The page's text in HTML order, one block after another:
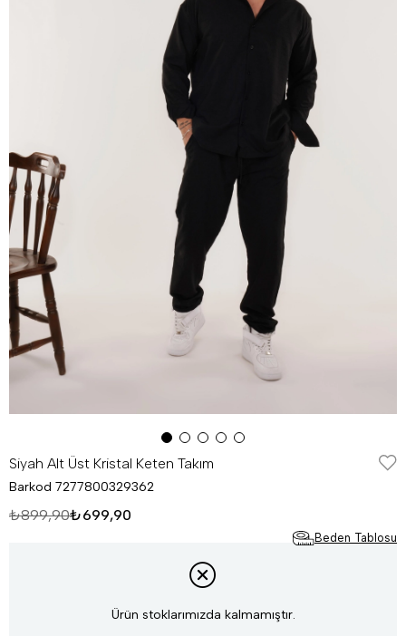
Siyah Alt Üst Kristal Keten Takım
Barkod 7277800329362
₺899,90₺699,90
Beden Tablosu
Ürün stoklarımızda kalmamıştır.